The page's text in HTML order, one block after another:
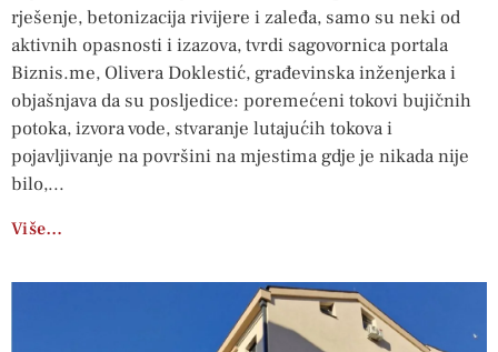
rješenje, betonizacija rivijere i zaleđa, samo su neki od
aktivnih opasnosti i izazova, tvrdi sagovornica portala
Biznis.me, Olivera Doklestić, građevinska inženjerka i
objašnjava da su posljedice: poremećeni tokovi bujičnih
potoka, izvora vode, stvaranje lutajućih tokova i
pojavljivanje na površini na mjestima gdje je nikada nije
bilo,
Više…